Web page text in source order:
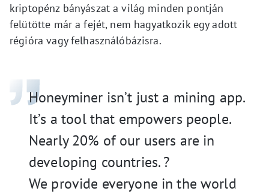
kriptopénz bányászat a világ minden pontján
felütötte már a fejét, nem hagyatkozik egy adott
régióra vagy felhasználóbázisra.
Honeyminer isn’t just a mining app.
It’s a tool that empowers people.
Nearly 20% of our users are in
developing countries. ?
We provide everyone in the world